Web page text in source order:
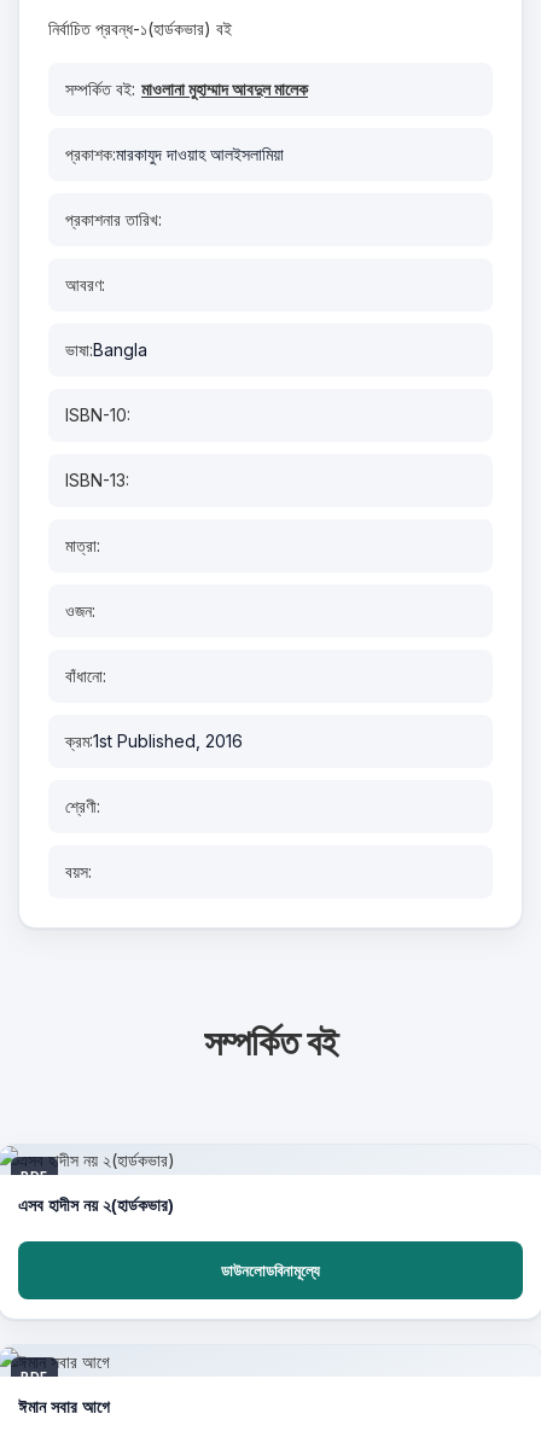
নির্বাচিত প্রবন্ধ-১(হার্ডকভার) বই
সম্পর্কিত বই: মাওলানা মুহাম্মাদ আবদুল মালেক
প্রকাশক:মারকাযুদ দাওয়াহ আলইসলামিয়া
প্রকাশনার তারিখ:
আবরণ:
ভাষা:Bangla
ISBN-10:
ISBN-13:
মাত্রা:
ওজন:
বাঁধানো:
ক্রম:1st Published, 2016
শ্রেণী:
বয়স:
সম্পর্কিত বই
PDF
এসব হাদীস নয় ২(হার্ডকভার)
ডাউনলোডবিনামূল্যে
PDF
ঈমান সবার আগে